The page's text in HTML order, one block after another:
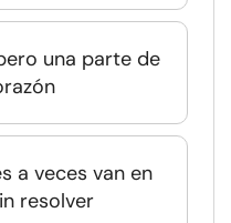
una parte de
a veces van en
resolver